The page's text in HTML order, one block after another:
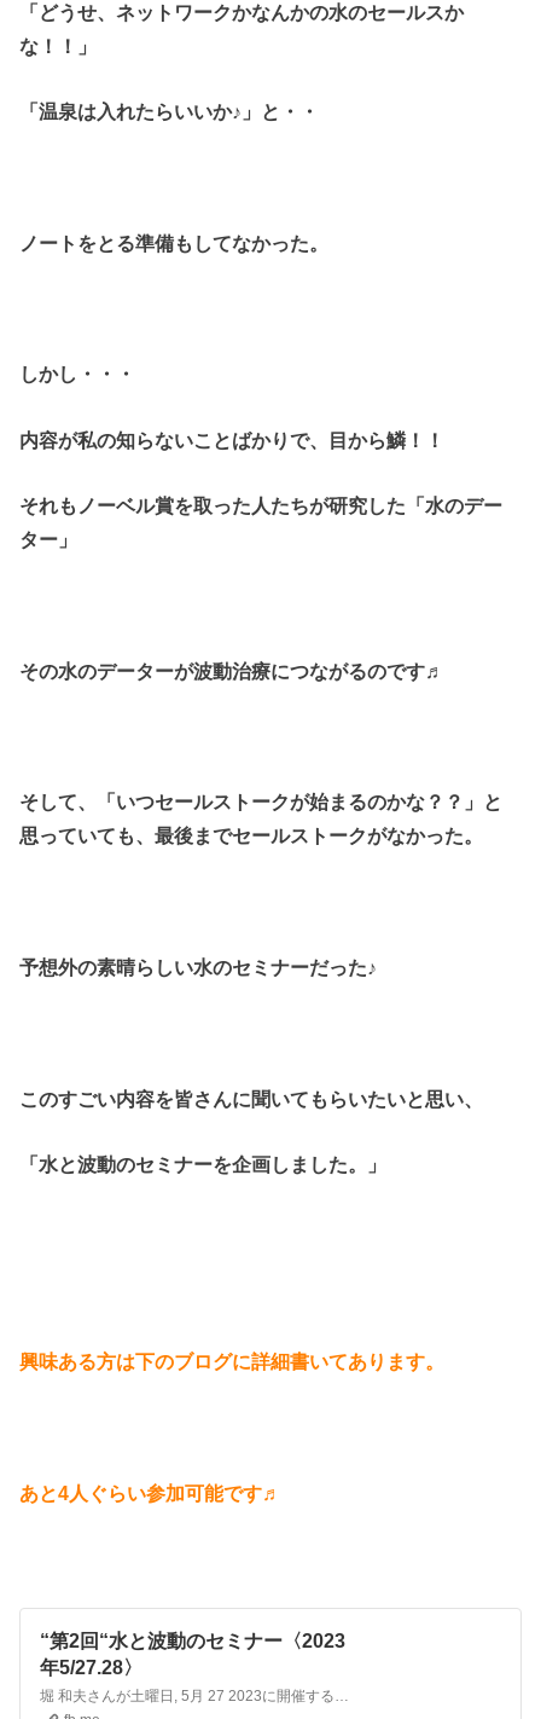
「どうせ、ネットワークかなんかの水のセールスか
な！！」
「温泉は入れたらいいか♪」と・・
ノートをとる準備もしてなかった。
しかし・・・
内容が私の知らないことばかりで、目から鱗！！
それもノーベル賞を取った人たちが研究した「水のデー
ター」
その水のデーターが波動治療につながるのです♬
そして、「いつセールストークが始まるのかな？？」と
思っていても、最後までセールストークがなかった。
予想外の素晴らしい水のセミナーだった♪
このすごい内容を皆さんに聞いてもらいたいと思い、
「水と波動のセミナーを企画しました。」
興味ある方は下のブログに詳細書いてあります。
あと4人ぐらい参加可能です♬
“第2回“水と波動のセミナー〈2023
年5/27.28〉
堀 和夫さんが土曜日, 5月 27 2023に開催するイベント